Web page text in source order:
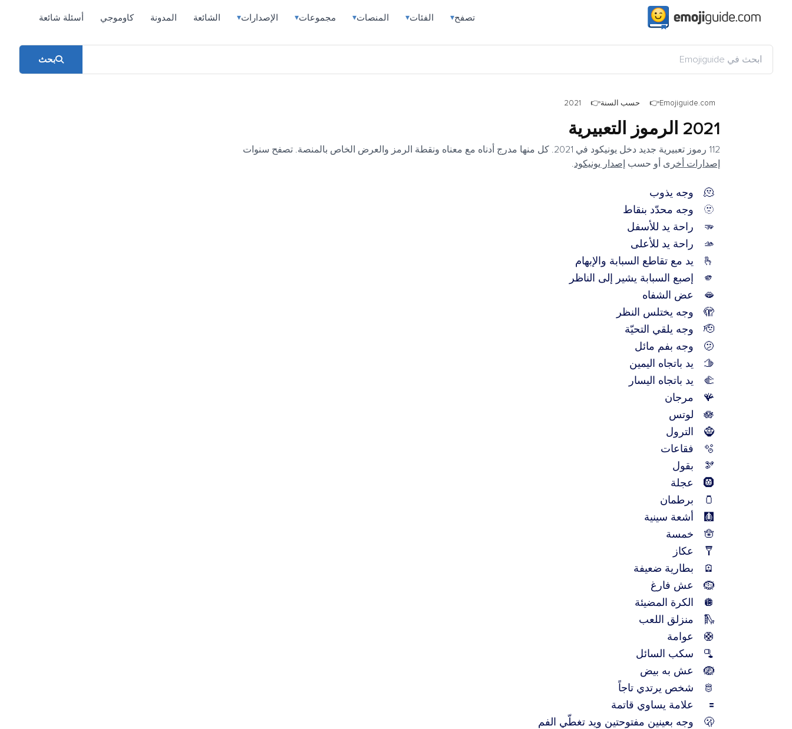
تصفح▾ الفئات▾ المنصات▾ مجموعات▾ الإصدارات▾ الشائعة المدونة كاوموجي أسئلة شائعة
بحث
Emojiguide.com حسب السنة 2021
2021 الرموز التعبيرية
112 رموز تعبيرية جديد دخل يونيكود في 2021. كل منها مدرج أدناه مع معناه ونقطة الرمز والعرض الخاص بالمنصة. تصفح سنوات
إصدارات أخرى أو حسب إصدار يونيكود.
🫠
وجه يذوب
🫥
وجه محدّد بنقاط
🫳
راحة يد للأسفل
🫴
راحة يد للأعلى
🫰
يد مع تقاطع السبابة والإبهام
🫵
إصبع السبابة يشير إلى الناظر
🫦
عض الشفاه
🫣
وجه يختلس النظر
🫡
وجه يلقي التحيّة
🫤
وجه بفم مائل
🫱
يد باتجاه اليمين
🫲
يد باتجاه اليسار
🪸
مرجان
🪷
لوتس
🧌
الترول
🫧
فقاعات
🫘
بقول
🛞
عجلة
🫙
برطمان
🩻
أشعة سينية
🪬
خمسة
🩼
عكاز
🪫
بطارية ضعيفة
🪹
عش فارغ
🪩
الكرة المضيئة
🛝
منزلق اللعب
🛟
عوامة
🫗
سكب السائل
🪺
عش به بيض
🫅
شخص يرتدي تاجاً
🟰
علامة يساوي قاتمة
🫢
وجه بعينين مفتوحتين ويد تغطّي الفم